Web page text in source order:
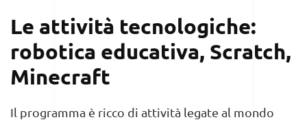
Le attività tecnologiche:
robotica educativa, Scratch,
Minecraft
Il programma è ricco di attività legate al mondo